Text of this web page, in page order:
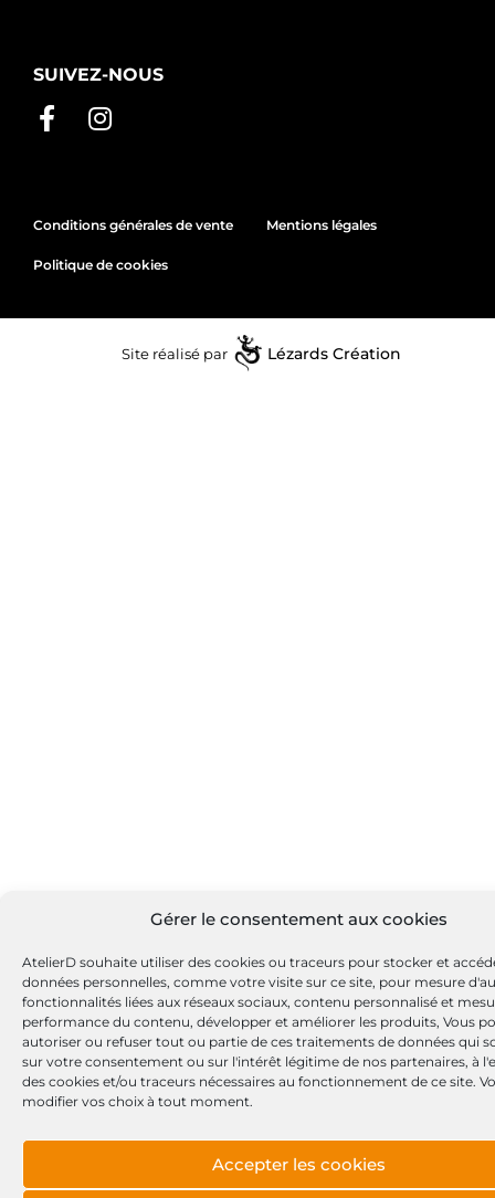
Gérer le consentement aux cookies
AtelierD souhaite utiliser des cookies ou traceurs pour stocker et
données personnelles, comme votre visite sur ce site, pour mesure
fonctionnalités liées aux réseaux sociaux, contenu personnalisé et
performance du contenu, développer et améliorer les produits, Vous
autoriser ou refuser tout ou partie de ces traitements de données qui
sur votre consentement ou sur l'intérêt légitime de nos partenaires, à
des cookies et/ou traceurs nécessaires au fonctionnement de ce site.
modifier vos choix à tout moment.
Accepter les cookies
SUIVEZ-NOUS
Conditions générales de vente Mentions légales
Politique de cookies
Site réalisé par Lézards Création